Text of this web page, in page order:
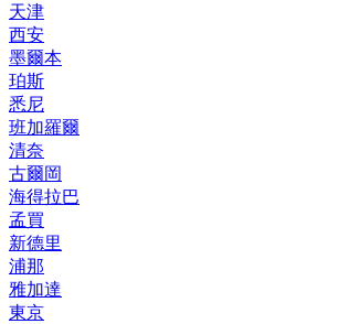
天津
西安
墨爾本
珀斯
悉尼
班加羅爾
清奈
古爾岡
海得拉巴
孟買
新德里
浦那
雅加達
東京